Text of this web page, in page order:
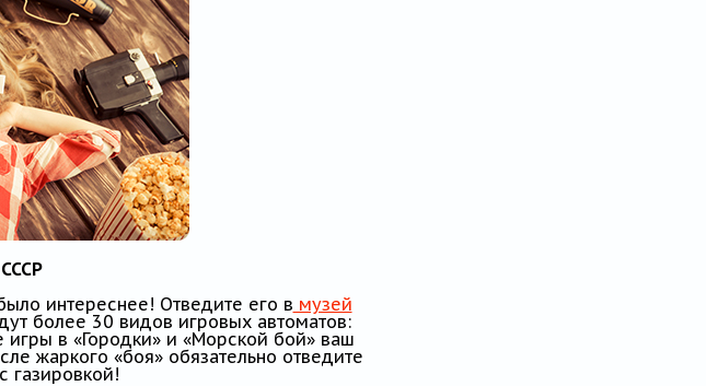
интереснее! Отведите его в музей
более 30 видов игровых автоматов:
игры в «Городки» и «Морской бой» ваш
жаркого «боя» обязательно отведите
газировкой!